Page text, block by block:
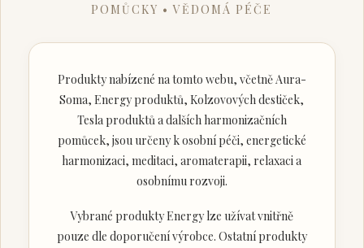
POMŮCKY • VĚDOMÁ PÉČE
Produkty nabízené na tomto webu, včetně Aura-
Soma, Energy produktů, Kolzovových destiček,
Tesla produktů a dalších harmonizačních
pomůcek, jsou určeny k osobní péči, energetické
harmonizaci, meditaci, aromaterapii, relaxaci a
osobnímu rozvoji.
Vybrané produkty Energy lze užívat vnitřně
pouze dle doporučení výrobce. Ostatní produkty